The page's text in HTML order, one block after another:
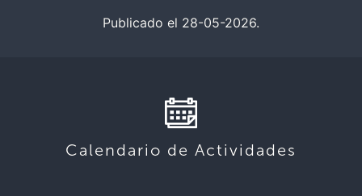
Publicado el 28-05-2026.
Calendario de Actividades